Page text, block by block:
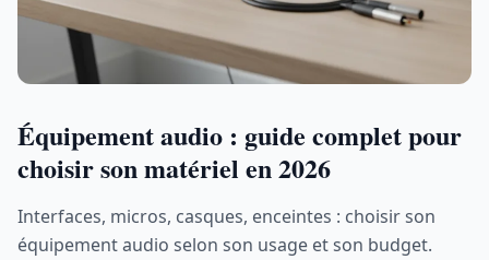
Équipement audio : guide complet pour
choisir son matériel en 2026
Interfaces, micros, casques, enceintes : choisir son
équipement audio selon son usage et son budget.